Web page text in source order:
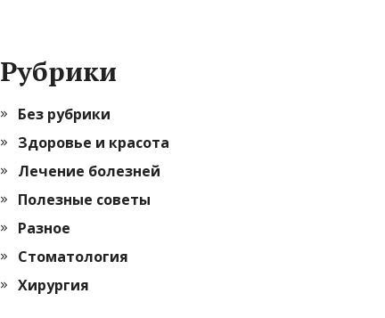
Рубрики
Без рубрики
Здоровье и красота
Лечение болезней
Полезные советы
Разное
Стоматология
Хирургия